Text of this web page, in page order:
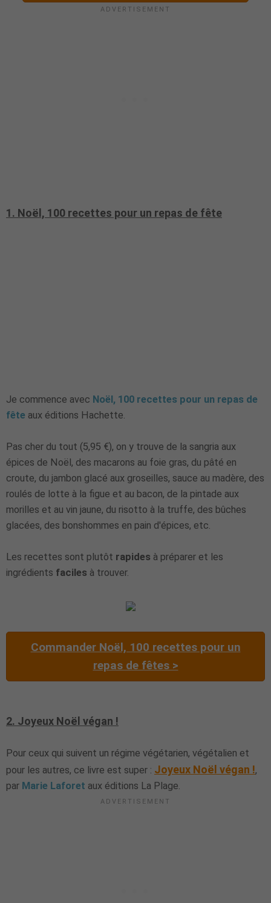
1. Noël, 100 recettes pour un repas de fête
Je commence avec Noël, 100 recettes pour un repas de
fête aux éditions Hachette.
Pas cher du tout (5,95 €), on y trouve de la sangria aux
épices de Noël, des macarons au foie gras, du pâté en
croute, du jambon glacé aux groseilles, sauce au madère, des
roulés de lotte à la figue et au bacon, de la pintade aux
morilles et au vin jaune, du risotto à la truffe, des bûches
glacées, des bonshommes en pain d'épices, etc.
Les recettes sont plutôt rapides à préparer et les
ingrédients faciles à trouver.
Commander Noël, 100 recettes pour un
repas de fêtes >
2. Joyeux Noël végan !
Pour ceux qui suivent un régime végétarien, végétalien et
pour les autres, ce livre est super : Joyeux Noël végan !,
par Marie Laforet aux éditions La Plage.